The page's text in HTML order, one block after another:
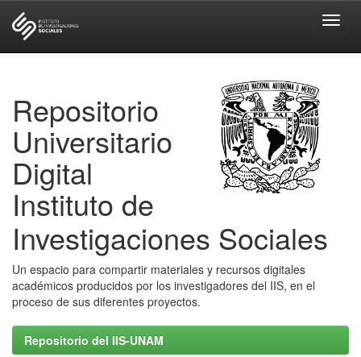
Repositorio
Universitario
Digital
Instituto de
Investigaciones Sociales
Un espacio para compartir materiales y recursos digitales
académicos producidos por los investigadores del IIS, en el
proceso de sus diferentes proyectos.
Repositorio del IIS-UNAM